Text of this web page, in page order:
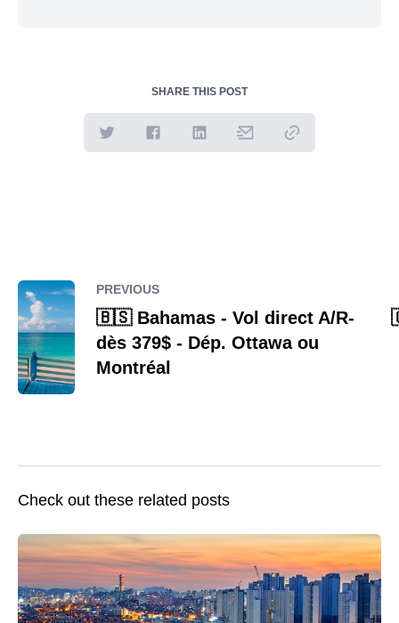
SHARE THIS POST
PREVIOUS
🇧🇸 Bahamas - Vol direct A/R-
dès 379$ - Dép. Ottawa ou
Montréal
Check out these related posts